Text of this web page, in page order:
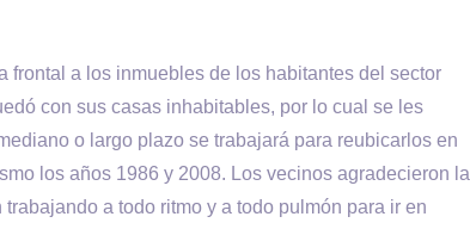
frontal a los inmuebles de los habitantes del sector
con sus casas inhabitables, por lo cual se les
o largo plazo se trabajará para reubicarlos en
los años 1986 y 2008. Los vecinos agradecieron la
a todo ritmo y a todo pulmón para ir en